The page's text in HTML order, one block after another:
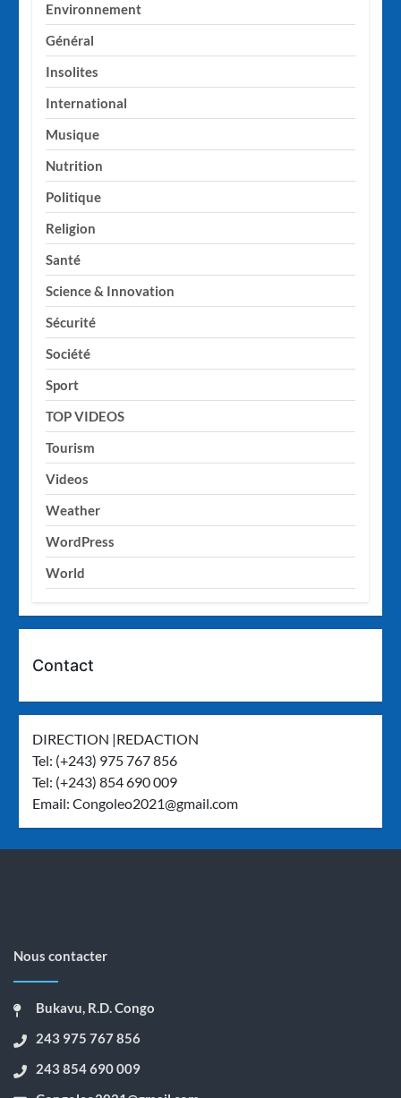
Environnement
Général
Insolites
International
Musique
Nutrition
Politique
Religion
Santé
Science & Innovation
Sécurité
Société
Sport
TOP VIDEOS
Tourism
Videos
Weather
WordPress
World
Contact
DIRECTION |REDACTION
Tel: (+243) 975 767 856
Tel: (+243) 854 690 009
Email:Congoleo2021@gmail.com
Nous contacter
Bukavu, R.D. Congo
243 975 767 856
243 854 690 009